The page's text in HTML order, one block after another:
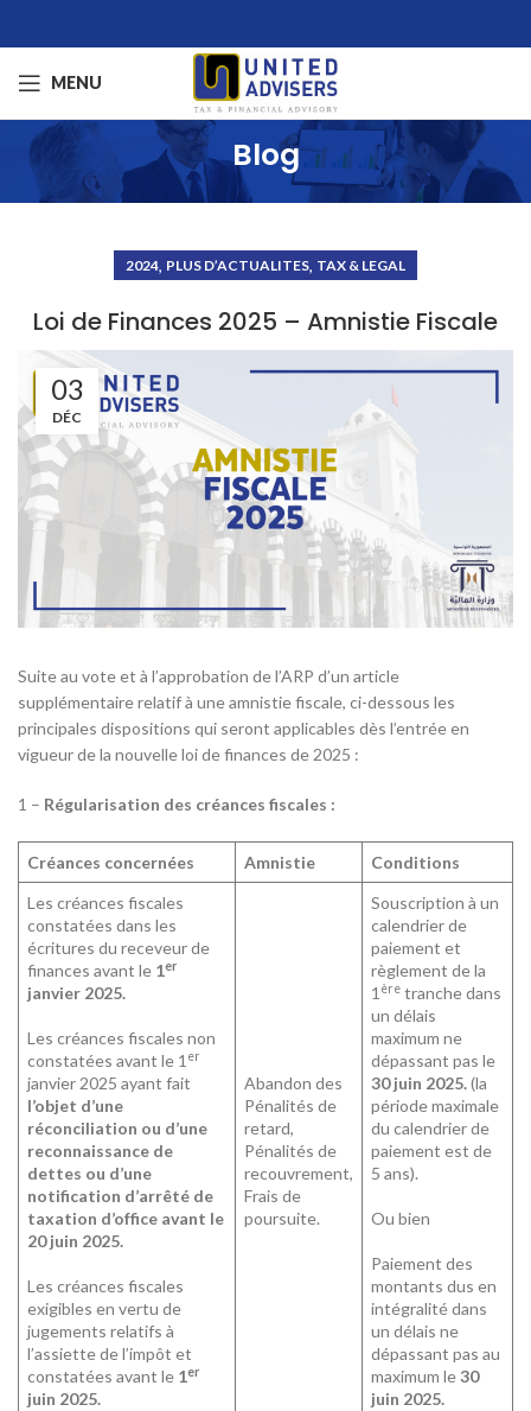
MENU
Blog
2024, PLUS D’ACTUALITES, TAX & LEGAL
Loi de Finances 2025 – Amnistie Fiscale
03
DÉC
Suite au vote et à l’approbation de l’ARP d’un article
supplémentaire relatif à une amnistie fiscale, ci-dessous les
principales dispositions qui seront applicables dès l’entrée en
vigueur de la nouvelle loi de finances de 2025 :
1 – Régularisation des créances fiscales :
Créances concernées Amnistie
Conditions
Les créances fiscales
constatées dans les
écritures du receveur de
finances avant le 1er
janvier 2025.
Les créances fiscales non
constatées avant le 1 er
janvier 2025 ayant fait
l’objet d’une
réconciliation ou d’une
reconnaissance de
dettes ou d’une
notification d’arrêté de
taxation d’office avant le
20 juin 2025.
Les créances fiscales
exigibles en vertu de
jugements relatifs à
l’assiette de l’impôt et
constatées avant le 1er
juin 2025.
Abandon des
Pénalités de
retard,
Pénalités de
recouvrement,
Frais de
poursuite.
Souscription à un
calendrier de
paiement et
règlement de la
1 ère tranche dans
un délais
maximum ne
dépassant pas le
30 juin 2025.(la
période maximale
du calendrier de
paiement est de
5 ans).
Ou bien
Paiement des
montants dus en
intégralité dans
un délais ne
dépassant pas au
maximum le30
juin 2025.